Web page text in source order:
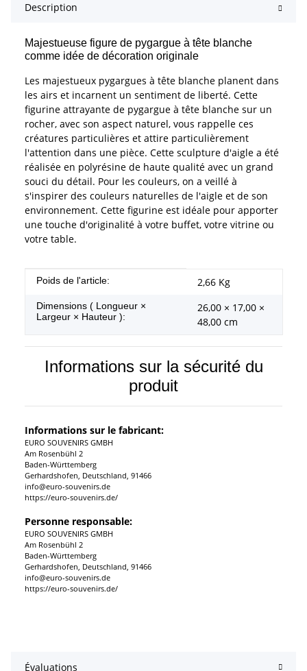
Description
Majestueuse figure de pygargue à tête blanche
comme idée de décoration originale
Les majestueux pygargues à tête blanche planent dans
les airs et incarnent un sentiment de liberté. Cette
figurine attrayante de pygargue à tête blanche sur un
rocher, avec son aspect naturel, vous rappelle ces
créatures particulières et attire particulièrement
l'attention dans une pièce. Cette sculpture d'aigle a été
réalisée en polyrésine de haute qualité avec un grand
souci du détail. Pour les couleurs, on a veillé à
s'inspirer des couleurs naturelles de l'aigle et de son
environnement. Cette figurine est idéale pour apporter
une touche d'originalité à votre buffet, votre vitrine ou
votre table.
#productDetails.itemInformation#
#productDetails.itemValue#
Poids de l'article: 2,66 Kg
Dimensions ( Longueur ×
Largeur × Hauteur ):
26,00 × 17,00 ×
48,00 cm
Informations sur la sécurité du
produit
Informations sur le fabricant:
EURO SOUVENIRS GMBH
Am Rosenbühl 2
Baden-Württemberg
Gerhardshofen, Deutschland, 91466
info@euro-souvenirs.de
https://euro-souvenirs.de/
Personne responsable:
EURO SOUVENIRS GMBH
Am Rosenbühl 2
Baden-Württemberg
Gerhardshofen, Deutschland, 91466
info@euro-souvenirs.de
https://euro-souvenirs.de/
Évaluations